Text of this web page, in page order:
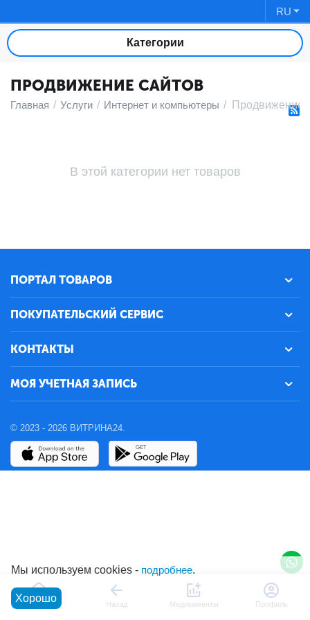
RU
Категории
ПРОДВИЖЕНИЕ САЙТОВ
Главная / Услуги / Интернет и компьютеры / Продвижение
В этой категории нет товаров
ПОРТАЛ ТОВАРОВ
ПОКУПАТЕЛЬСКИЙ СЕРВИС
КОНТАКТЫ
МОЯ УЧЕТНАЯ ЗАПИСЬ
© 2023 - 2026 ВИТРИНА24.
Главная Назад Медикаменты Профиль
Мы используем cookies - подробнее.
Хорошо